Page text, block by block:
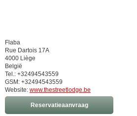
Flaba
Rue Dartois 17A
4000 Liège
België
Tel.: +32494543559
GSM: +32494543559
Website: www.thestreetlodge.be
Reservatieaanvraag